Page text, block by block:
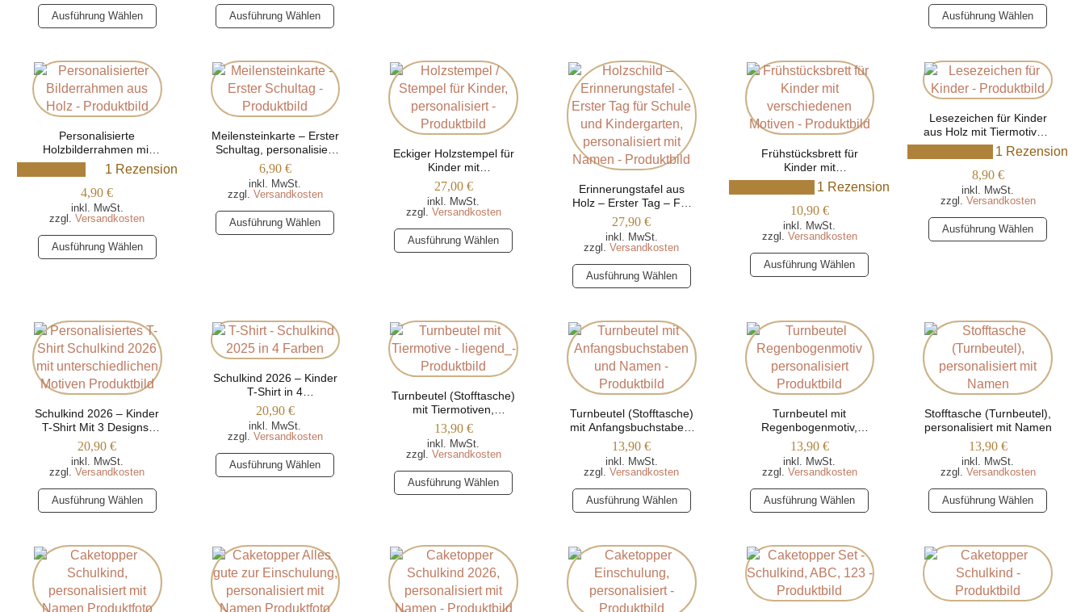
Ausführung Wählen
Dieses
Produkt
mehrere
Varianten
auf.
Die
Optionen
können
Produktseite
gewählt
werden
Ausführung Wählen
Dieses
Produkt
mehrere
Varianten
auf.
Die
Optionen
können
der
gewählt
auf.
Die
Optionen
können
auf
der
Produktseite
gewählt
werden
Die
Optionen
können
der
Produktseite
gewählt
werden
Die
Optionen
auf
der
Produktseite
gewählt
Ausführung Wählen
Dieses
Produkt
mehrere
Varianten
auf.
Die
Optionen
Produktseite
gewählt
werden
Personalisierte
Holzbilderrahmen mit
Wunschgravur1 Rezension
4,90€
inkl. MwSt.
zzgl.Versandkosten
Ausführung Wählen
Dieses
Produkt
auf.
Die
Optionen
können
der
gewählt
werden
Meilensteinkarte – Erster
Schultag, personalisiert
mit Namen und
Einschulungsdatum
6,90 €
inkl. MwSt.
zzgl. Versandkosten
Ausführung Wählen
Dieses
Produkt
Die
Optionen
können
auf
Produktseite
gewählt
Eckiger Holzstempel für
Kinder mit
unterschiedlichen
Motiven, personalisiert
mit Name
27,00 €
inkl. MwSt.
zzgl. Versandkosten
Ausführung Wählen
Dieses
Produkt
auf.
Die
Optionen
können
auf
Produktseite
gewählt
Erinnerungstafel aus
Holz – Erster Tag – Für
Schule und
Kindergarten,
personalisiert mit Namen
27,90€
inkl. MwSt.
zzgl.Versandkosten
Ausführung Wählen
Dieses
Produkt
mehrere
Varianten
Die
Optionen
können
auf
Produktseite
werden
Frühstücksbrett für
Kinder mit
verschiedenen Motiven –
personalisiert mit Namen
1 Rezension
10,90 €
inkl. MwSt.
zzgl. Versandkosten
Ausführung Wählen
Dieses
Produkt
Varianten
auf.
Optionen
auf
Produktseite
gewählt
werden
Lesezeichen für Kinder
aus Holz mit Tiermotiven,
personalisiert mit Name
1 Rezension
8,90 €
inkl. MwSt.
zzgl. Versandkosten
Ausführung Wählen
Dieses
Produkt
Die
Optionen
können
auf
Produktseite
werden
Schulkind 2026 – Kinder
T-Shirt Mit 3 Designs,
Personalisiert mit Namen
20,90€
inkl. MwSt.
zzgl.Versandkosten
Ausführung Wählen
Dieses
Produkt
mehrere
Varianten
auf.
Die
Schulkind 2026 – Kinder
T-Shirt in 4
verschiedenen Farben,
personalisiert mit Namen
20,90 €
inkl. MwSt.
zzgl. Versandkosten
Ausführung Wählen
Dieses
Produkt
auf.
Die
Optionen
können
Turnbeutel (Stofftasche)
mit Tiermotiven,
personalisiert mit Namen
13,90 €
inkl. MwSt.
zzgl. Versandkosten
Ausführung Wählen
Dieses
Produkt
Varianten
auf.
Die
Optionen
Turnbeutel (Stofftasche)
mit Anfangsbuchstaben,
personalisiert mit Namen
13,90€
inkl. MwSt.
zzgl.Versandkosten
Ausführung Wählen
Dieses
Produkt
mehrere
Varianten
auf.
Die
Turnbeutel mit
Regenbogenmotiv,
personalisiert mit Namen
13,90 €
inkl. MwSt.
zzgl. Versandkosten
Ausführung Wählen
Dieses
Produkt
mehrere
Varianten
auf.
Die
Stofftasche (Turnbeutel),
personalisiert mit Namen
13,90 €
inkl. MwSt.
zzgl. Versandkosten
Ausführung Wählen
Dieses
Produkt
mehrere
Varianten
auf.
Die